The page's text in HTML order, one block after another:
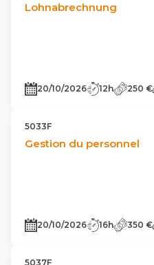
Lohnabrechnung
20/10/2026 12h 250 €
5033F
Gestion du personnel
20/10/2026 16h 350 €
5037F